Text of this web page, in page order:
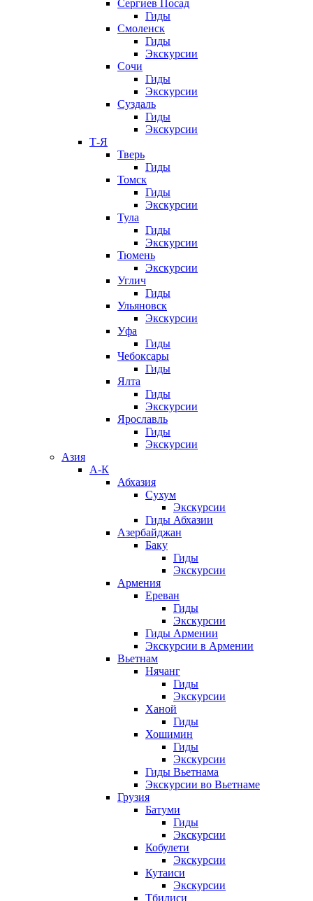
Сергиев Посад
Гиды
Смоленск
Гиды
Экскурсии
Сочи
Гиды
Экскурсии
Суздаль
Гиды
Экскурсии
Т-Я
Тверь
Гиды
Томск
Гиды
Экскурсии
Тула
Гиды
Экскурсии
Тюмень
Экскурсии
Углич
Гиды
Ульяновск
Экскурсии
Уфа
Гиды
Чебоксары
Гиды
Ялта
Гиды
Экскурсии
Ярославль
Гиды
Экскурсии
Азия
А-К
Абхазия
Сухум
Экскурсии
Гиды Абхазии
Азербайджан
Баку
Гиды
Экскурсии
Армения
Ереван
Гиды
Экскурсии
Гиды Армении
Экскурсии в Армении
Вьетнам
Нячанг
Гиды
Экскурсии
Ханой
Гиды
Хошимин
Гиды
Экскурсии
Гиды Вьетнама
Экскурсии во Вьетнаме
Грузия
Батуми
Гиды
Экскурсии
Кобулети
Экскурсии
Кутаиси
Экскурсии
Тбилиси